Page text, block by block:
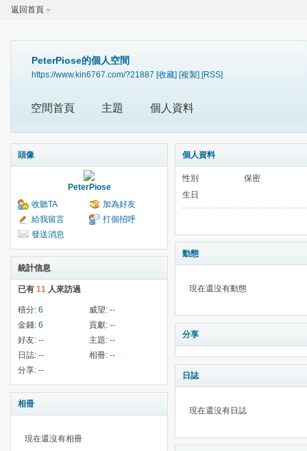
返回首頁
PeterPiose的個人空間
https://www.kin6767.com/?21887 [收藏] [複製] [RSS]
空間首頁 主題 個人資料
頭像
PeterPiose
收聽TA
加為好友
給我留言
打個招呼
發送消息
統計信息
已有 11 人來訪過
積分: 6 威望: --
金錢: 6 貢獻: --
好友: -- 主題: --
日誌: -- 相冊: --
分享: --
相冊
現在還沒有相冊
個人資料
性別
保密
生日
動態
現在還沒有動態
分享
日誌
現在還沒有日誌